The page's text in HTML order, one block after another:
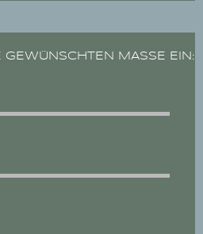
GEWÜNSCHTEN MASSE EIN: